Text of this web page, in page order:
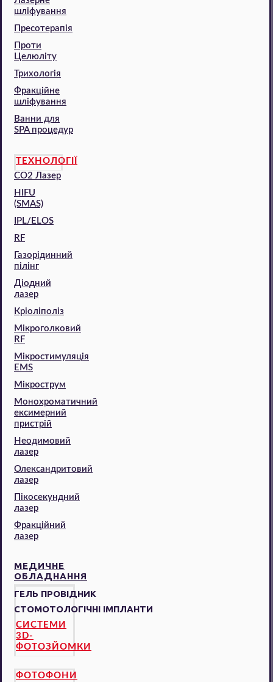
шліфування
Пресотерапія
Проти
Целюліту
Трихологія
Фракційне
шліфування
Ванни для
SPA процедур
ТЕХНОЛОГІЇ
CO2 Лазер
HIFU
(SMAS)
IPL/ELOS
RF
Газорідинний
пілінг
Діодний
лазер
Кріоліполіз
Мікроголковий
RF
Мікростимуляція
EMS
Мікрострум
Монохроматичний
ексимерний
пристрій
Неодимовий
лазер
Олександритовий
лазер
Пікосекундний
лазер
Фракційний
лазер
МЕДИЧНЕ
ОБЛАДНАННЯ
ГЕЛЬ ПРОВІДНИК
СТОМОТОЛОГІЧНІ ІМПЛАНТИ
СИСТЕМИ
3D-
ФОТОЗЙОМКИ
ФОТОФОНИ